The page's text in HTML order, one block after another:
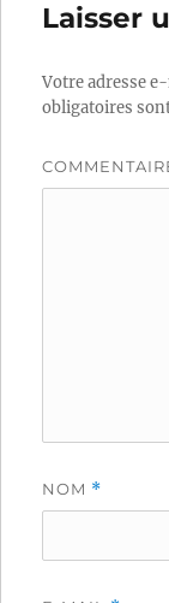
Laisser
Votre adresse
obligatoires
NOM *